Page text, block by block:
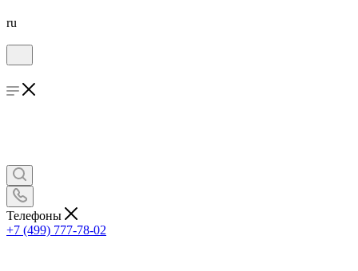
ru
Телефоны
+7 (499) 777-78-02